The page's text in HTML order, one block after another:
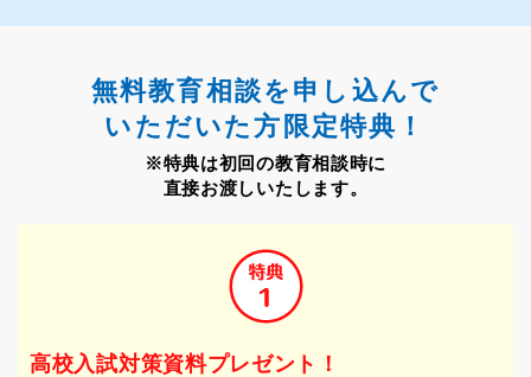
無料教育相談を申し込んで
いただいた⽅限定特典！
※特典は初回の教育相談時に
直接お渡しいたします。
⾼校入試対策資料プレゼント！